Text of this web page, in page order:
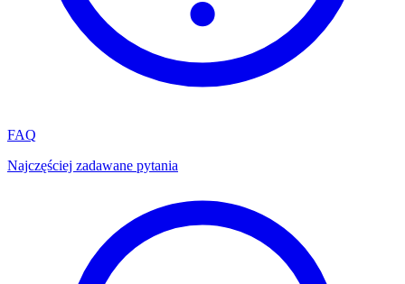
FAQ
Najczęściej zadawane pytania